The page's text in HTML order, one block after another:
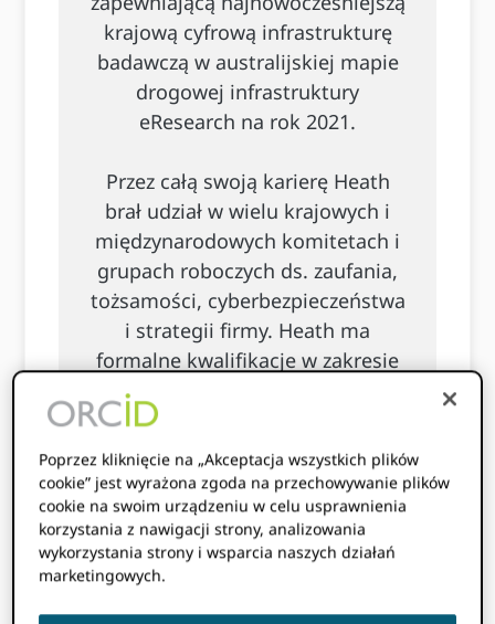
krajową cyfrową infrastrukturę
badawczą w australijskiej mapie
drogowej infrastruktury
eResearch na rok 2021.
Przez całą swoją karierę Heath
brał udział w wielu krajowych i
międzynarodowych komitetach i
grupach roboczych ds. zaufania,
tożsamości, cyberbezpieczeństwa
i strategii firmy. Heath ma
formalne kwalifikacje w zakresie
technologii informatycznych
(BInfTech) i biznesu (MBA,
MTechMgt) i jest absolwentem
Australian Institute of the
Company Directors (GACID).
Poprzez kliknięcie na „Akceptacja wszystkich plików
cookie” jest wyrażona zgoda na przechowywanie plików
cookie na swoim urządzeniu w celu usprawnienia
korzystania z nawigacji strony, analizowania
wykorzystania strony i wsparcia naszych działań
marketingowych.